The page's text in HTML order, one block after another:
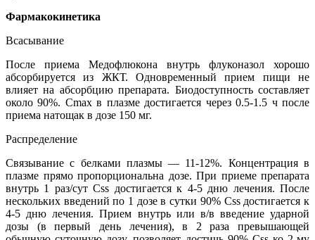
Фармакокинетика
Всасывание
После приема Медофлюкона внутрь флуконазол хорошо
абсорбируется из ЖКТ. Одновременный прием пищи не
влияет на абсорбцию препарата. Биодоступность составляет
около 90%. Cmax в плазме достигается через 0.5-1.5 ч после
приема натощак в дозе 150 мг.
Распределение
Связывание с белками плазмы — 11-12%. Концентрация в
плазме прямо пропорциональна дозе. При приеме препарата
внутрь 1 раз/сут Css достигается к 4-5 дню лечения. После
нескольких введений по 1 дозе в сутки 90% Css достигается к
4-5 дню лечения. Прием внутрь или в/в введение ударной
дозы (в первый день лечения), в 2 раза превышающей